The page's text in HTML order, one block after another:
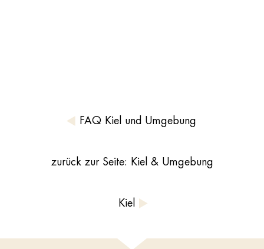
FAQ Kiel und Umgebung
zurück zur Seite: Kiel & Umgebung
Kiel